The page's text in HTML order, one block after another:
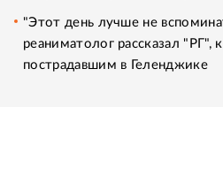
"Этот день лучше не
реаниматолог рассказал "РГ",
пострадавшим в Геленджике